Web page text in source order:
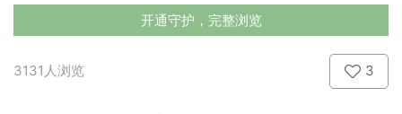
开通守护，完整浏览
3131人浏览 3